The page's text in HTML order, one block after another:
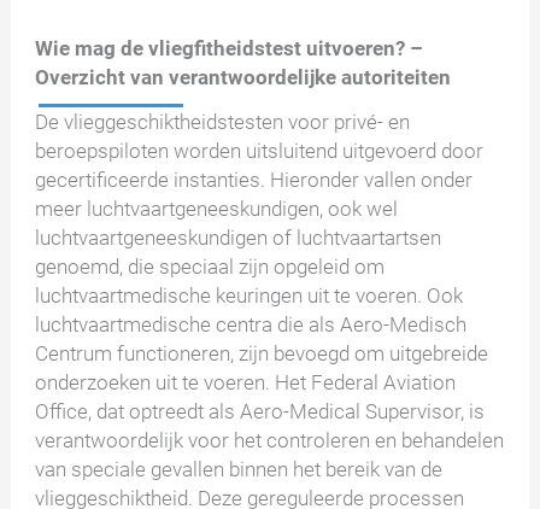
Wie mag de vliegfitheidstest uitvoeren? –
Overzicht van verantwoordelijke autoriteiten
De vlieggeschiktheidstesten voor privé- en
beroepspiloten worden uitsluitend uitgevoerd door
gecertificeerde instanties. Hieronder vallen onder
meer luchtvaartgeneeskundigen, ook wel
luchtvaartgeneeskundigen of luchtvaartartsen
genoemd, die speciaal zijn opgeleid om
luchtvaartmedische keuringen uit te voeren. Ook
luchtvaartmedische centra die als Aero-Medisch
Centrum functioneren, zijn bevoegd om uitgebreide
onderzoeken uit te voeren. Het Federal Aviation
Office, dat optreedt als Aero-Medical Supervisor, is
verantwoordelijk voor het controleren en behandelen
van speciale gevallen binnen het bereik van de
vlieggeschiktheid. Deze gereguleerde processen